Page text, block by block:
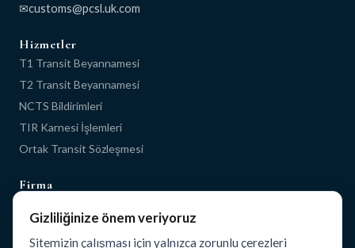
✉
Hizmetler
T1 Transit Beyannamesi
T2 Transit Beyannamesi
NCTS Bildirimleri
TIR Karnesi İşlemleri
Ortak Transit Sözleşmesi
Firma
Hakkımızda
Gizliliğinize önem veriyoruz
Sitemizin çalışması için yalnızca zorunlu çerezleri